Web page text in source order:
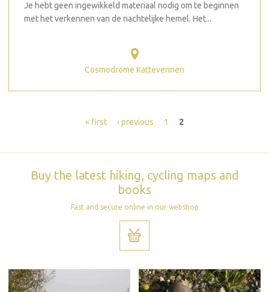
Je hebt geen ingewikkeld materiaal nodig om te beginnen
met het verkennen van de nachtelijke hemel. Het...
Cosmodrome Kattevennen
« first ‹ previous 1 2
Buy the latest hiking, cycling maps and
books
Fast and secure online in our webshop